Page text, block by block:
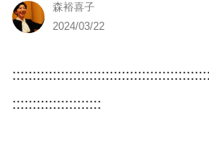
森裕喜子
2024/03/22
::::::::::::::::::::::